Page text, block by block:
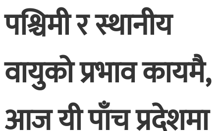
पश्चिमी र स्थानीय
वायुको प्रभाव कायमै,
आज यी पाँच प्रदेशमा